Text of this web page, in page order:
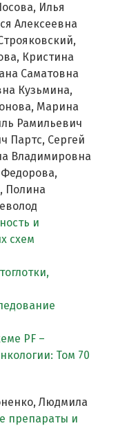
Илья
Алексеевна
Кристина
Саматовна
Кузьмина,
Марина
Рамильевич
Партс, Сергей
Владимировна
Полина
и
схем
PF –
Том 70
Людмила
препараты и